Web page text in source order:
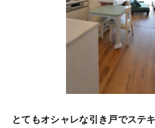
とてもオシャレな引き戸でステキ